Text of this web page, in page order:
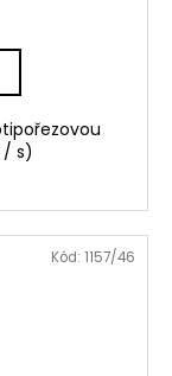
s)
Kód: 1157/46